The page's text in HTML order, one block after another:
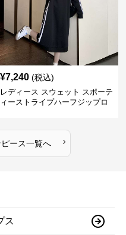
¥7,240 (税込)
レディース スウェット スポーテ
ィーストライプハーフジップロ
ース一覧へ ›
ス